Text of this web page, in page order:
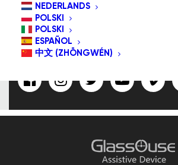
NEDERLANDS
POLSKI
POLSKI
ESPAÑOL
中文 (ZHŌNGWÉN)
E-Mail: